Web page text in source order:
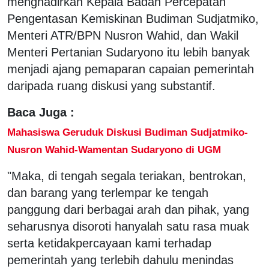
Pengentasan Kemiskinan Budiman Sudjatmiko,
Menteri ATR/BPN Nusron Wahid, dan Wakil
Menteri Pertanian Sudaryono itu lebih banyak
menjadi ajang pemaparan capaian pemerintah
daripada ruang diskusi yang substantif.
Baca Juga :
Mahasiswa Geruduk Diskusi Budiman Sudjatmiko-
Nusron Wahid-Wamentan Sudaryono di UGM
"Maka, di tengah segala teriakan, bentrokan,
dan barang yang terlempar ke tengah
panggung dari berbagai arah dan pihak, yang
seharusnya disoroti hanyalah satu rasa muak
serta ketidakpercayaan kami terhadap
pemerintah yang terlebih dahulu menindas